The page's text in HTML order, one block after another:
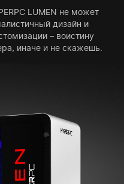
LUMEN не может
дизайн и
– воистину
иначе и не скажешь.